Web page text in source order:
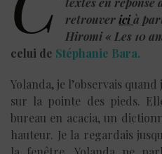
retrouvericià
Hiromi « Les 10
celui de Stéphanie Bara.
Yolanda, je l’observais quand
sur la pointe des pieds.
bureau en acacia, un
hauteur. Je la regardais